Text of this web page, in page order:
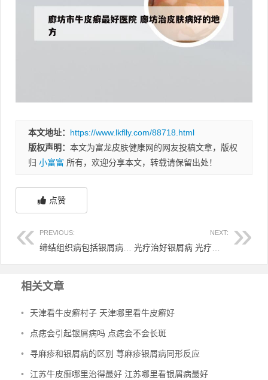
本文地址： https://www.lkflly.com/88718.html
版权声明： 本文为富龙皮肤健康网的网友投稿文章，版权
归 小富富 所有，欢迎分享本文，转载请保留出处！
点赞
PREVIOUS: NEXT:
光疗治好银屑病 光疗治银屑病过敏了怎么办
相关文章
• 天津看牛皮癣村子 天津哪里看牛皮癣好
• 点痣会引起银屑病吗 点痣会不会长斑
• 寻麻疹和银屑病的区别 荨麻疹银屑病同形反应
• 江苏牛皮癣哪里治得最好 江苏哪里看银屑病最好